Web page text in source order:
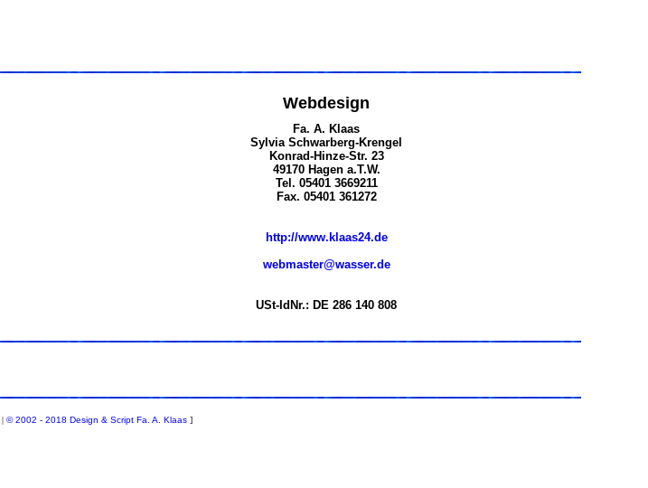
Webdesign
Fa. A. Klaas
Sylvia Schwarberg-Krengel
Konrad-Hinze-Str. 23
49170 Hagen a.T.W.
Tel. 05401 3669211
Fax. 05401 361272
http://www.klaas24.de
webmaster@wasser.de
USt-IdNr.: DE 286 140 808
| © 2002 - 2018 Design & Script Fa. A. Klaas ]